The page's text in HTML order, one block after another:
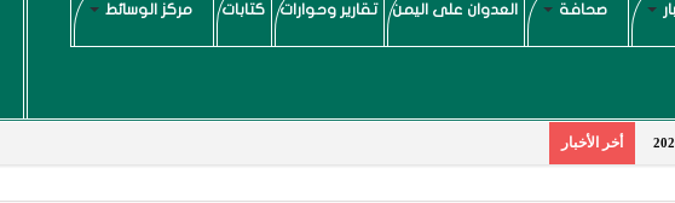
صحافة العدوان على اليمن تقارير وحوارات كتابات مركز الوسائط
أخر الأخبار